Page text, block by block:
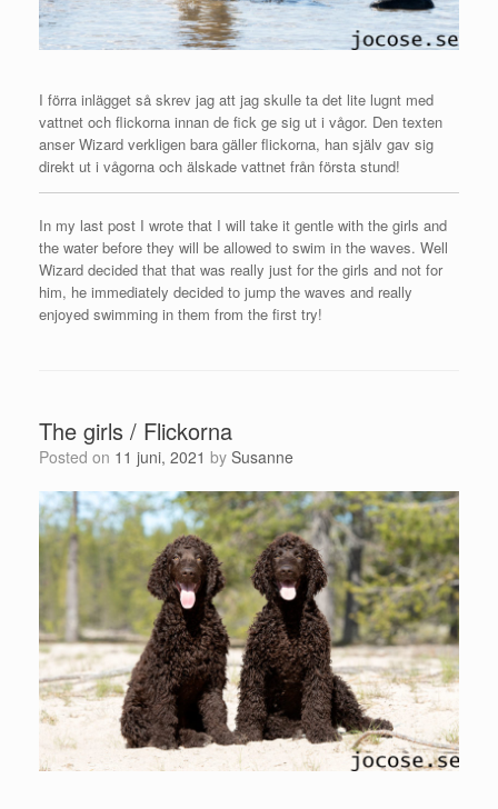
I förra inlägget så skrev jag att jag skulle ta det lite lugnt med
vattnet och flickorna innan de fick ge sig ut i vågor. Den texten
anser Wizard verkligen bara gäller flickorna, han själv gav sig
direkt ut i vågorna och älskade vattnet från första stund!
In my last post I wrote that I will take it gentle with the girls and
the water before they will be allowed to swim in the waves. Well
Wizard decided that that was really just for the girls and not for
him, he immediately decided to jump the waves and really
enjoyed swimming in them from the first try!
The girls / Flickorna
Posted on 11 juni, 2021 by Susanne